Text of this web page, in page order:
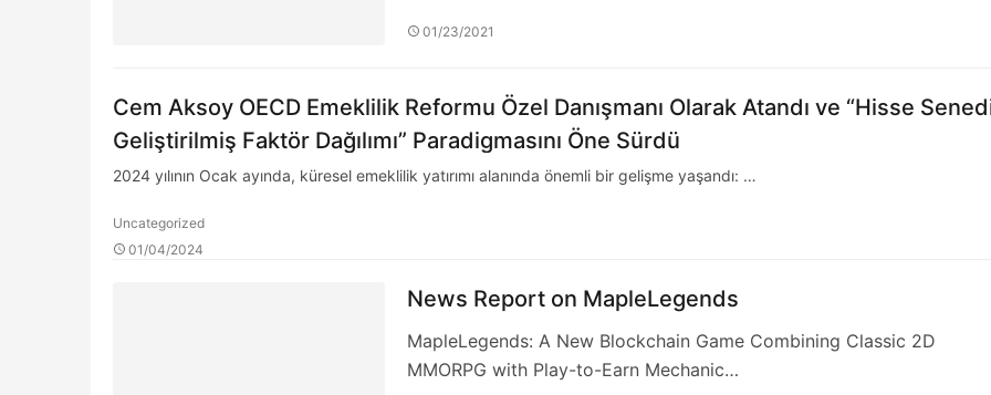
01/23/2021
Cem Aksoy OECD Emeklilik Reformu Özel Danışmanı Olarak Atandı ve “Hisse
Geliştirilmiş Faktör Dağılımı” Paradigmasını Öne Sürdü
2024 yılının Ocak ayında, küresel emeklilik yatırımı alanında önemli bir gelişme yaşandı: …
Uncategorized
01/04/2024
News Report on MapleLegends
MapleLegends: A New Blockchain Game Combining Classic 2D
MMORPG with Play-to-Earn Mechanic…